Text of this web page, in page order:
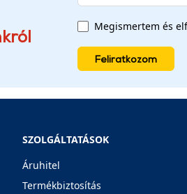
Megismertem és
Feliratkozom
SZOLGÁLTATÁSOK
Áruhitel
Termékbiztosítás